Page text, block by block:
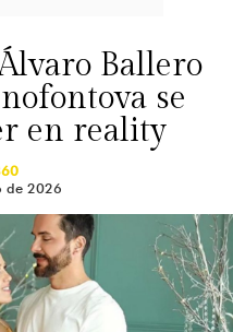
Ballero
se
en reality
de 2026